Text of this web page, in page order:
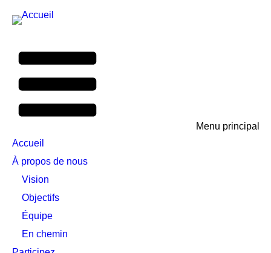
Menu principal
Accueil
À propos de nous
Vision
Objectifs
Équipe
En chemin